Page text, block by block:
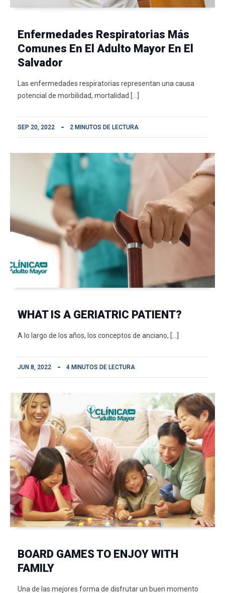
Enfermedades Respiratorias Más
Comunes En El Adulto Mayor En El
Salvador
Las enfermedades respiratorias representan una causa
potencial de morbilidad, mortalidad […]
SEP 20, 2022 2 MINUTOS DE LECTURA
WHAT IS A GERIATRIC PATIENT?
A lo largo de los años, los conceptos de anciano, […]
JUN 8, 2022 4 MINUTOS DE LECTURA
BOARD GAMES TO ENJOY WITH
FAMILY
Una de las mejores forma de disfrutar un buen momento